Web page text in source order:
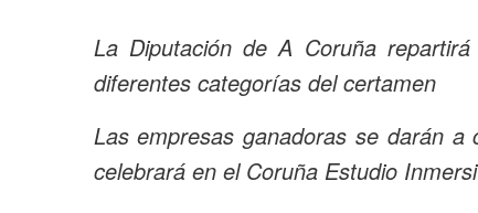
La Diputación de A Coruña
diferentes categorías del certamen
Las empresas ganadoras se darán
celebrará en el Coruña Estudio